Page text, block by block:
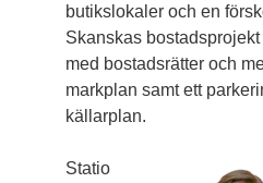
butikslokaler och en
Skanskas
med bostadsrätter och
markplan samt ett
källarplan.
Statio